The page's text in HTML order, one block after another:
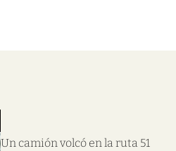
Un camión volcó en la ruta 51